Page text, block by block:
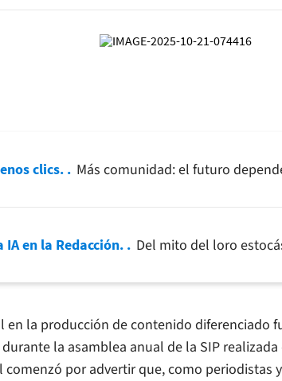
clics. Más comunidad: el futuro
IA en la Redacción. Del mito del loro
en la producción de contenido diferenciado
la asamblea anual de la SIP
comenzó por advertir que, como periodistas